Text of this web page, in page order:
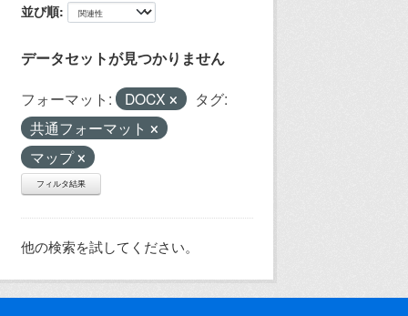
並び順
データセットが見つかりません
フォーマット: DOCX
タグ:
共通フォーマット
マップ
フィルタ結果
他の検索を試してください。